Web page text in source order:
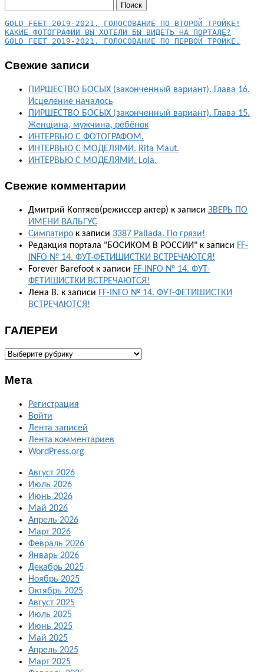
КАКИЕ ФОТОГРАФИИ ВЫ ХОТЕЛИ БЫ ВИДЕТЬ НА ПОРТАЛЕ?
GOLD FEET 2019-2021. ГОЛОСОВАНИЕ ПО ПЕРВОЙ ТРОЙКЕ.
Свежие записи
ПИРШЕСТВО БОСЫХ (законченный вариант). Глава 16.
Исцеление началось
ПИРШЕСТВО БОСЫХ (законченный вариант). Глава 15.
Женщина, мужчина, ребёнок
ИНТЕРВЬЮ С ФОТОГРАФОМ.
ИНТЕРВЬЮ С МОДЕЛЯМИ. Rita Maut.
ИНТЕРВЬЮ С МОДЕЛЯМИ. Lola.
Свежие комментарии
Дмитрий Коптяев(режиссер актер) к записи ЗВЕРЬ ПО
ИМЕНИ ВАЛЬГУС
Симпатиро к записи 3387 Pallada. По грязи!
Редакция портала "БОСИКОМ В РОССИИ" к записи FF-
INFO № 14. ФУТ-ФЕТИШИСТКИ ВСТРЕЧАЮТСЯ!
Forever Barefoot к записи FF-INFO № 14. ФУТ-
ФЕТИШИСТКИ ВСТРЕЧАЮТСЯ!
Лена В. к записи FF-INFO № 14. ФУТ-ФЕТИШИСТКИ
ВСТРЕЧАЮТСЯ!
ГАЛЕРЕИ
ГАЛЕРЕИ
Мета
Регистрация
Войти
Лента записей
Лента комментариев
WordPress.org
Август 2026
Июль 2026
Июнь 2026
Май 2026
Апрель 2026
Март 2026
Февраль 2026
Январь 2026
Декабрь 2025
Ноябрь 2025
Октябрь 2025
Август 2025
Июль 2025
Июнь 2025
Май 2025
Апрель 2025
Март 2025